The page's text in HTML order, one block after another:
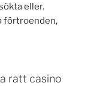
eller.
förtroenden,
ratt casino